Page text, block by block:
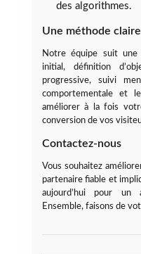
des algorithmes.
Une méthode
Notre équipe suit une
initial, définition
progressive, suivi
comportementale et
améliorer à la fois
conversion de vos
Contactez-nous
Vous souhaitez
partenaire fiable et
aujourd’hui pour un
Ensemble, faisons de